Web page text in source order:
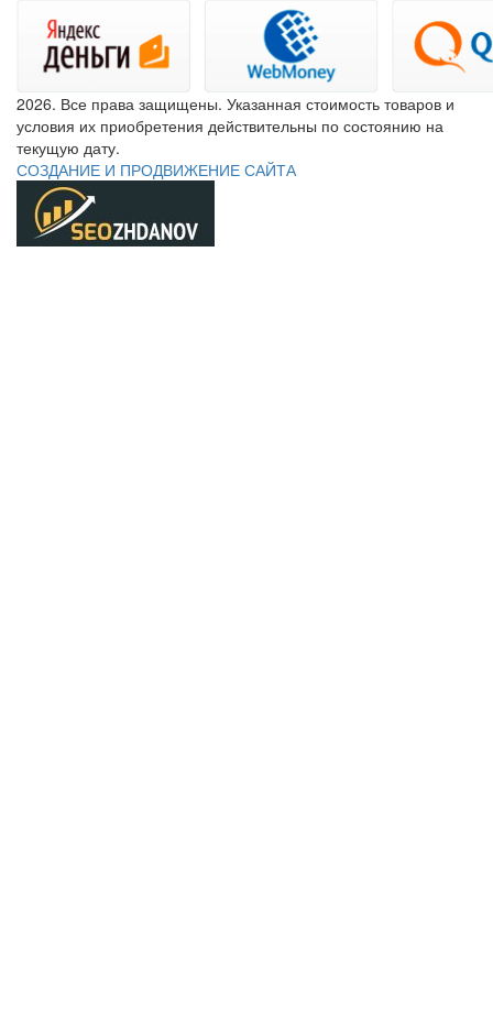
2026. Все права защищены. Указанная стоимость товаров и
условия их приобретения действительны по состоянию на
текущую дату.
СОЗДАНИЕ И ПРОДВИЖЕНИЕ САЙТА